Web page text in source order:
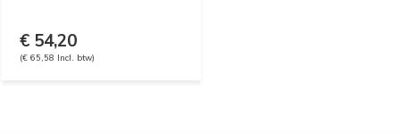
€ 54,20
(€ 65,58 Incl. btw)